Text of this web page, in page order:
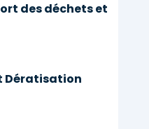
des déchets et
Dératisation